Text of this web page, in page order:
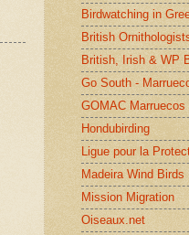
Birdwatching in
British
British, Irish & WP
Go South -
GOMAC Marruecos
Hondubirding
Ligue pour la
Madeira Wind Birds
Mission Migration
Oiseaux.net